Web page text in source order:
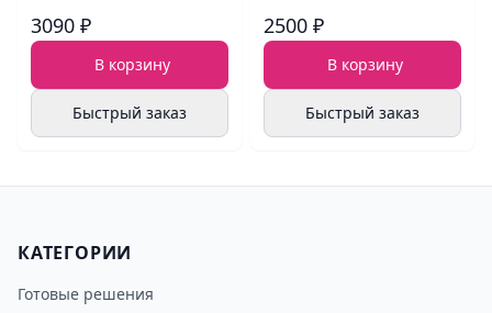
3090 ₽
В корзину
Быстрый заказ
2500 ₽
В корзину
Быстрый заказ
КАТЕГОРИИ
Готовые решения